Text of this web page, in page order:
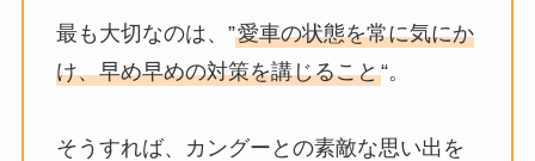
最も大切なのは、”愛車の状態を常に気にか
け、早め早めの対策を講じること“。
そうすれば、カングーとの素敵な思い出を